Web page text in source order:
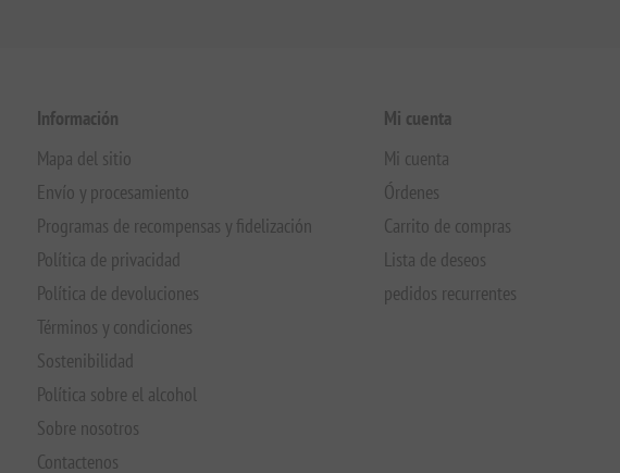
Información
Mapa del sitio
Envío y procesamiento
Programas de recompensas y fidelización
Política de privacidad
Política de devoluciones
Términos y condiciones
Sostenibilidad
Política sobre el alcohol
Sobre nosotros
Contactenos
Mi cuenta
Mi cuenta
Órdenes
Carrito de compras
Lista de deseos
pedidos recurrentes